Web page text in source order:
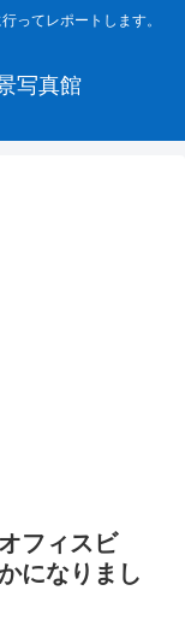
ってレポートします。
写真館
フィスビ
になりまし